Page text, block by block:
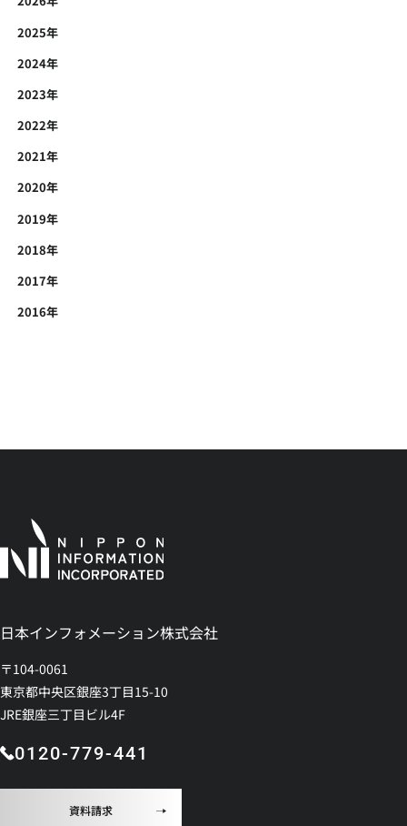
2025年
2024年
2023年
2022年
2021年
2020年
2019年
2018年
2017年
2016年
日本インフォメーション株式会社
〒104-0061
東京都中央区銀座3丁目15-10
JRE銀座三丁目ビル4F
0120-779-441
資料請求